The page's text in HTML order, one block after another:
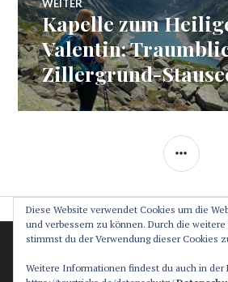
WEITER
Nächster
Beitrag:
Kapelle zum
Valentin:
Zillergrund-
Datenschutz
Impressum
Diese Website verwendet Cookies um die
und verbessern zu können. Durch die
stimmst du der Verwendung dieser Cookies
Weitere Informationen findest du auch in der